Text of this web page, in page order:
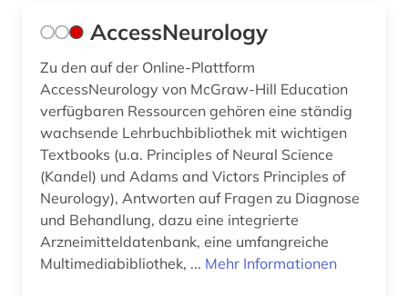
design history (1)
designregister (1)
desinfektionsmittel (1)
deutsch (3)
deutsche forschungsgemeinschaft (1)
deutsche forschungsgemeinschaft.
AccessNeurology
Zu den auf der Online-Plattform
AccessNeurology von McGraw-Hill Education
verfügbaren Ressourcen gehören eine ständig
wachsende Lehrbuchbibliothek mit wichtigen
Textbooks (u.a. Principles of Neural Science
(Kandel) und Adams and Victors Principles of
Neurology), Antworten auf Fragen zu Diagnose
und Behandlung, dazu eine integrierte
Arzneimitteldatenbank, eine umfangreiche
Multimediabibliothek, ... Mehr Informationen